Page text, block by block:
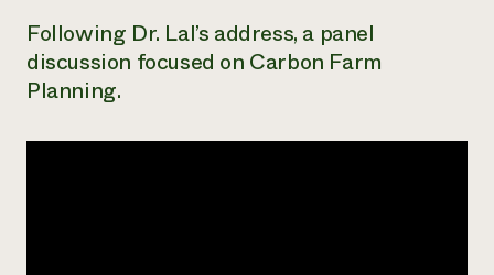
un
directa de
Following Dr. Lal’s address, a panel
discussion focused on Carbon Farm
Planning.